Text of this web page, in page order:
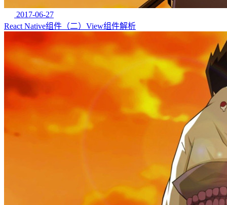
2017-06-27
React Native组件（二）View组件解析